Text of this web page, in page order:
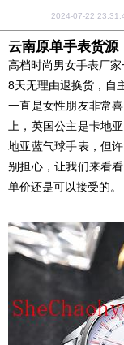
2024-07-22
云南原单手表货源
高档时尚男女手表厂
8天无理由退换货，自
一直是女性朋友非常
上，英国公主是卡地
地亚蓝气球手表，但
别担心，让我们来看
单价还是可以接受的。